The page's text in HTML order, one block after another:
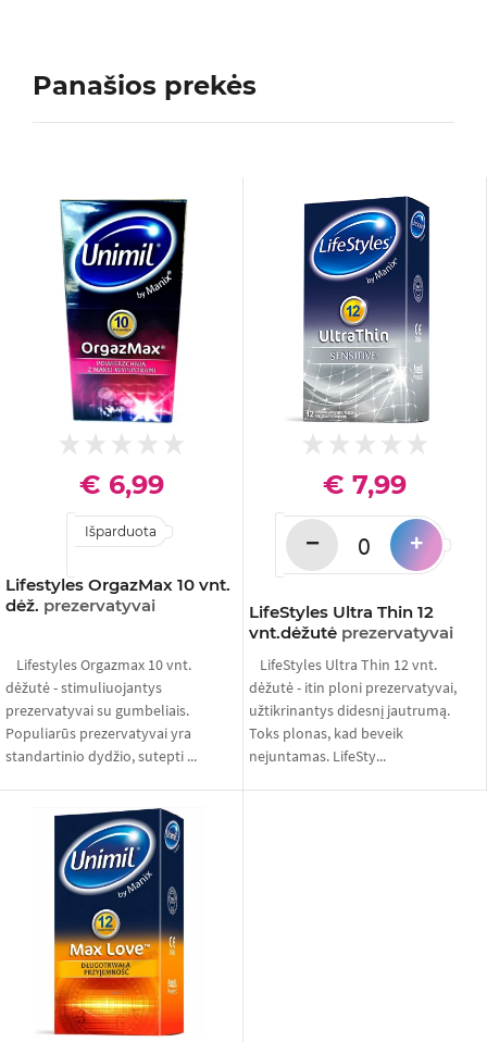
Panašios prekės
Lifestyles OrgazMax 10 vnt.
dėž. prezervatyvai
€ 6,99
Išparduota
Lifestyles Orgazmax 10 vnt.
dėžutė - stimuliuojantys
prezervatyvai su gumbeliais.
Populiarūs prezervatyvai yra
standartinio dydžio, sutepti ...
LifeStyles Ultra Thin 12
vnt.dėžutė prezervatyvai
€ 7,99
− +
LifeStyles Ultra Thin 12 vnt.
dėžutė - itin ploni prezervatyvai,
užtikrinantys didesnį jautrumą.
Toks plonas, kad beveik
nejuntamas. LifeSty...